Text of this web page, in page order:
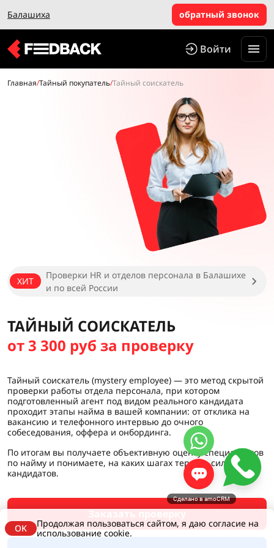
Балашиха обратный звонок
Войти
Главная/Тайный покупатель/Тайный соискатель
ХИТ
Проверки HR и отделов персонала в Балашихе
и по всей России
ТАЙНЫЙ СОИСКАТЕЛЬ
от 3 300 руб за проверку
Тайный соискатель (mystery employee) — это метод скрытой
проверки работы отдела персонала, при котором
подготовленный агент под видом реального кандидата
проходит этапы найма в вашей компании: от отклика на
вакансию и телефонного интервью до очного
собеседования, оффера и онбординга.
По итогам вы получаете объективную оценку специалистов
по найму и понимаете, на каких шагах теряете сильных
кандидатов.
OK
Продолжая пользоваться сайтом, я даю согласие на
использование cookie.
Сделано в amoCRM